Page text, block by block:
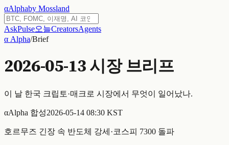
αAlphaby Mossland
AskPulse오늘CreatorsAgents
α Alpha/Brief
2026-05-13시장 브리프
이 날 한국 크립토·매크로 시장에서 무엇이 일어났나.
αAlpha 합성2026-05-14 08:30 KST
호르무즈 긴장 속 반도체 강세·코스피 7300 돌파